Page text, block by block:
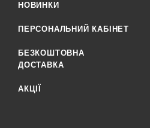
НОВИНКИ
ПЕРСОНАЛЬНИЙ КАБІНЕТ
БЕЗКОШТОВНА
ДОСТАВКА
АКЦІЇ